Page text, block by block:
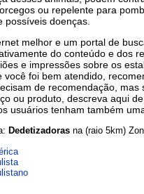
ou repelente para
possíveis doenças.
melhor e um portal de
do conteúdo e dos
e impressões sobre os
você foi bem atendido,
de recomendação, mas
ou produto, descreva aqui
usuários tenham também
Dedetizadoras na (raio 5km)